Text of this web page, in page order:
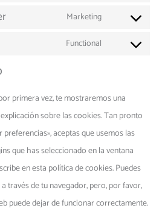
Marketing
Functional
primera vez, te mostraremos una
sobre las cookies. Tan pronto
aceptas que usemos las
que has seleccionado en la ventana
en esta política de cookies. Puedes
través de tu navegador, pero, por favor,
puede dejar de funcionar correctamente.